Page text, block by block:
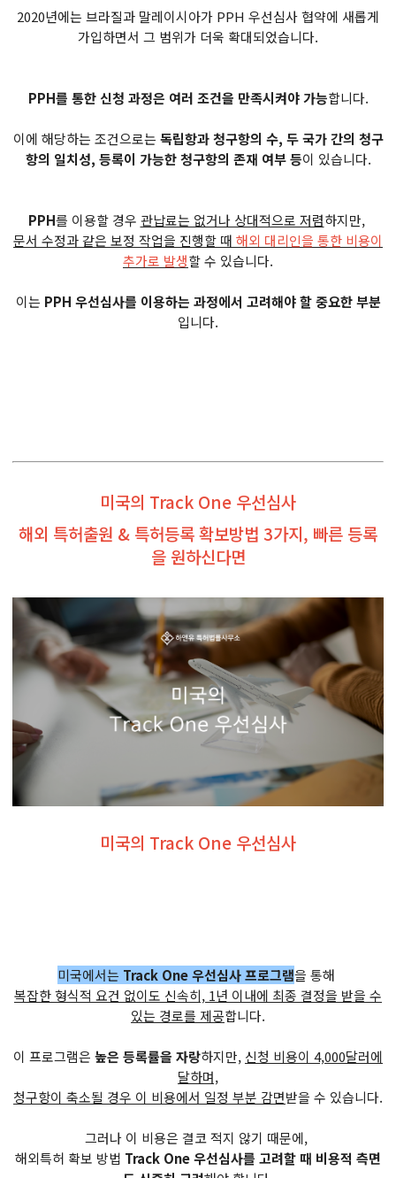
2020년에는 브라질과 말레이시아가 PPH 우선심사 협약에 새롭게
가입하면서 그 범위가 더욱 확대되었습니다.
PPH를 통한 신청 과정은 여러 조건을 만족시켜야 가능합니다.
이에 해당하는 조건으로는 독립항과 청구항의 수, 두 국가 간의 청구
항의 일치성, 등록이 가능한 청구항의 존재 여부 등이 있습니다.
PPH를 이용할 경우 관납료는 없거나 상대적으로 저렴하지만,
문서 수정과 같은 보정 작업을 진행할 때 해외 대리인을 통한 비용이
추가로 발생할 수 있습니다.
이는 PPH 우선심사를 이용하는 과정에서 고려해야 할 중요한 부분
입니다.
미국의 Track One 우선심사
해외 특허출원 & 특허등록 확보방법 3가지, 빠른 등록
을 원하신다면
미국의 Track One 우선심사
미국에서는 Track One 우선심사 프로그램을 통해
복잡한 형식적 요건 없이도 신속히, 1년 이내에 최종 결정을 받을 수
있는 경로를 제공합니다.
이 프로그램은 높은 등록률을 자랑하지만, 신청 비용이 4,000달러에
달하며,
청구항이 축소될 경우 이 비용에서 일정 부분 감면받을 수 있습니다.
그러나 이 비용은 결코 적지 않기 때문에,
해외특허 확보 방법 Track One 우선심사를 고려할 때 비용적 측면